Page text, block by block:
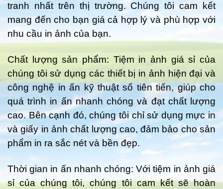
tranh nhất trên thị trường. Chúng tôi cam kết
mang đến cho bạn giá cả hợp lý và phù hợp với
nhu cầu in ảnh của bạn.
Chất lượng sản phẩm: Tiệm in ảnh giá sỉ của
chúng tôi sử dụng các thiết bị in ảnh hiện đại và
công nghệ in ấn kỹ thuật số tiên tiến, giúp cho
quá trình in ấn nhanh chóng và đạt chất lượng
cao. Bên cạnh đó, chúng tôi chỉ sử dụng mực in
và giấy in ảnh chất lượng cao, đảm bảo cho sản
phẩm in ra sắc nét và bền đẹp.
Thời gian in ấn nhanh chóng: Với tiệm in ảnh giá
sỉ của chúng tôi, chúng tôi cam kết sẽ hoàn